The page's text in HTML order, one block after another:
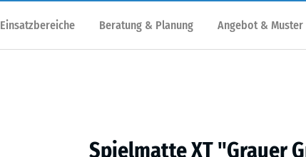
Einsatzbereiche Beratung & Planung Angebot & Muster
Spielmatte XT "Grauer